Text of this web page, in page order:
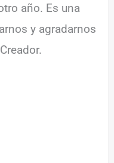
año. Es una
y agradarnos